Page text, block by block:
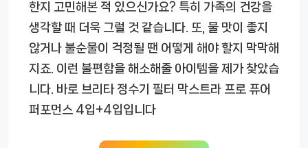
한지 고민해본 적 있으신가요? 특히 가족의 건강을
생각할 때 더욱 그럴 것 같습니다. 또, 물 맛이 좋지
않거나 불순물이 걱정될 땐 어떻게 해야 할지 막막해
지죠. 이런 불편함을 해소해줄 아이템을 제가 찾았습
니다. 바로 브리타 정수기 필터 막스트라 프로 퓨어
퍼포먼스 4입+4입입니다